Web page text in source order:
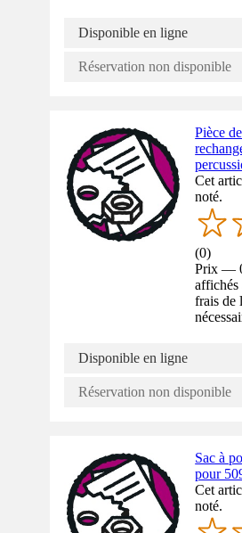
Disponible en ligne
Réservation non disponible
Pièce
Cet
noté.
(0)
Prix —
frais de
Disponible en ligne
Réservation non disponible
Sac à
pour
Cet
noté.